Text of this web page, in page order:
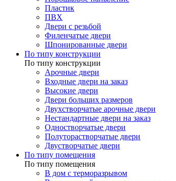
Пластик
ПВХ
Двери с резьбой
Филенчатые двери
Шпонированные двери
По типу конструкции
По типу конструкции
Арочные двери
Входные двери на заказ
Высокие двери
Двери больших размеров
Двухстворчатые арочные двери
Нестандартные двери на заказ
Одностворчатые двери
Полуторастворчатые двери
Двустворчатые двери
По типу помещения
По типу помещения
В дом с терморазрывом